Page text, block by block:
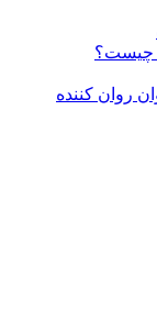
روان کننده